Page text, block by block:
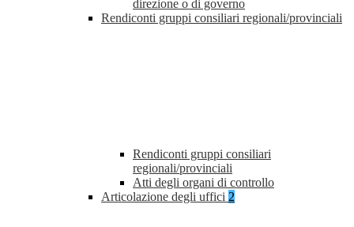
direzione o di governo
Rendiconti gruppi consiliari regionali/provinciali
Rendiconti gruppi consiliari
regionali/provinciali
Atti degli organi di controllo
Articolazione degli uffici 2